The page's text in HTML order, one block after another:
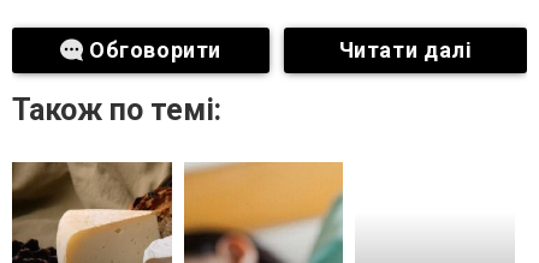
Обговорити Читати далі
Також по темі: